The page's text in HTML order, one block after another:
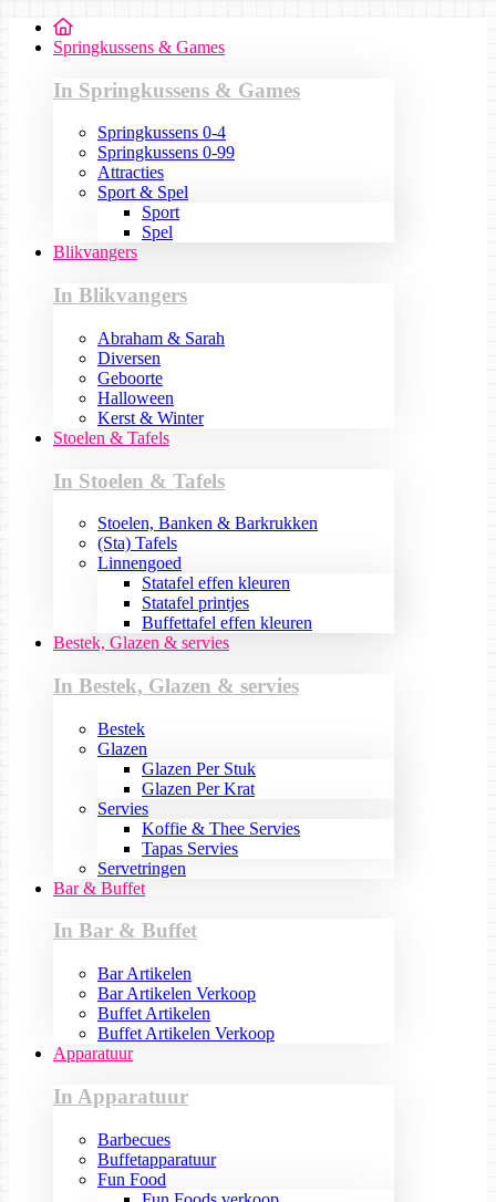
Springkussens & Games
In Springkussens & Games
Springkussens 0-4
Springkussens 0-99
Attracties
Sport & Spel
Sport
Spel
Blikvangers
In Blikvangers
Abraham & Sarah
Diversen
Geboorte
Halloween
Kerst & Winter
Stoelen & Tafels
In Stoelen & Tafels
Stoelen, Banken & Barkrukken
(Sta) Tafels
Linnengoed
Statafel effen kleuren
Statafel printjes
Buffettafel effen kleuren
Bestek, Glazen & servies
In Bestek, Glazen & servies
Bestek
Glazen
Glazen Per Stuk
Glazen Per Krat
Servies
Koffie & Thee Servies
Tapas Servies
Servetringen
Bar & Buffet
In Bar & Buffet
Bar Artikelen
Bar Artikelen Verkoop
Buffet Artikelen
Buffet Artikelen Verkoop
Apparatuur
In Apparatuur
Barbecues
Buffetapparatuur
Fun Food